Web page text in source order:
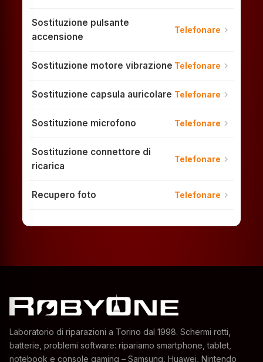
Sostituzione pulsante
accensione
Telefonare chevron_right
Sostituzione motore vibrazione Telefonare chevron_right
Sostituzione capsula auricolare Telefonare chevron_right
Sostituzione microfono Telefonare chevron_right
Sostituzione connettore di
ricarica
Telefonare chevron_right
Recupero foto Telefonare chevron_right
Laboratorio di riparazioni a Torino dal 1998. Schermi rotti,
batterie, problemi software: ripariamo smartphone, tablet,
notebook e console gaming – Samsung, Huawei, Nintendo